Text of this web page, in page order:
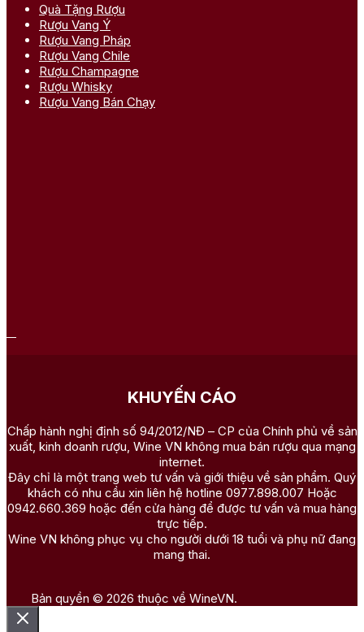
Quà Tặng Rượu
Rượu Vang Ý
Rượu Vang Pháp
Rượu Vang Chile
Rượu Champagne
Rượu Whisky
Rượu Vang Bán Chạy
KHUYẾN CÁO
Chấp hành nghị định số 94/2012/NĐ – CP của Chính phủ về sản
xuất, kinh doanh rượu, Wine VN không mua bán rượu qua mạng
internet.
Đây chỉ là một trang web tư vấn và giới thiệu về sản phẩm. Quý
khách có nhu cầu xin liên hệ hotline 0977.898.007 Hoặc
0942.660.369 hoặc đến cửa hàng để được tư vấn và mua hàng
trực tiếp.
Wine VN không phục vụ cho người dưới 18 tuổi và phụ nữ đang
mang thai.
Bản quyền © 2026 thuộc về WineVN.